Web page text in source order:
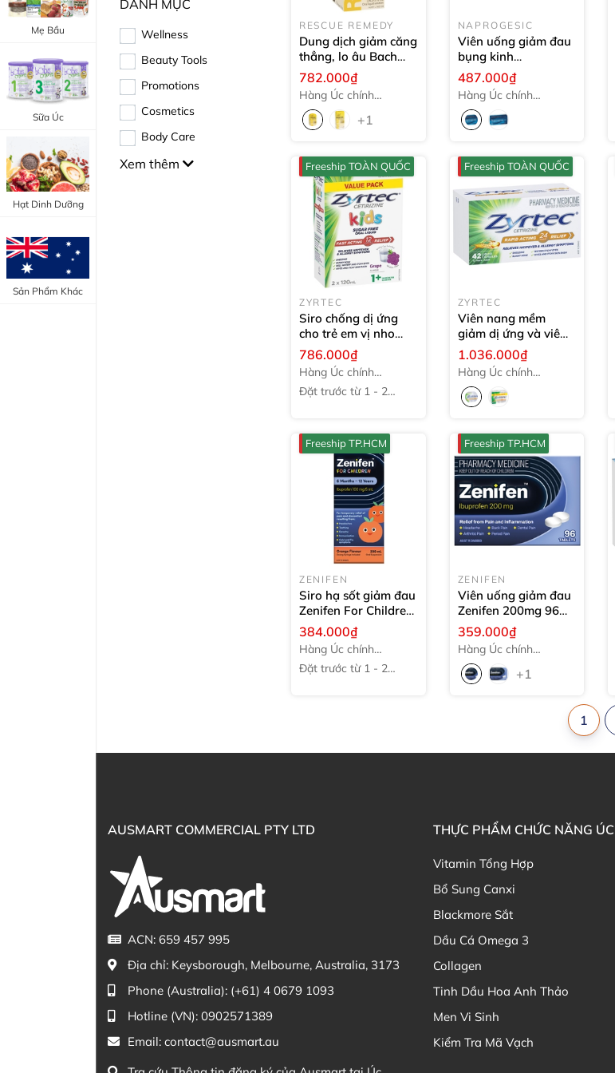
Bổ Khớp - Xương
Bổ Não - Tim Mạch
Canxi - Vitamin D
"Thực Phẩm Chức Năng Úc"
Trang Điểm Mắt
Trang Điểm Môi
Tẩy Trang - Toner
Dụng Cụ Trang Điểm
Mẹ Bầu
Sữa Úc
Hạt Dinh Dưỡng
Sản Phẩm Khác
DANH MỤC
Wellness
Beauty Tools
Promotions
Cosmetics
Body Care
Xem thêm
RESCUE REMEDY
Dung dịch giảm căng
thẳng, lo âu Bach
Rescue Remedy
(Liquid)
782.000₫
Hàng Úc chính
hãng
+1
NAPROGESIC
Viên uống giảm đau
bụng kinh
Naprogesic
Naproxen Sodium
275mg24 viên
487.000₫
Hàng Úc chính
hãng
Freeship TOÀN QUỐC
ZYRTEC
Siro chống dị ứng
cho trẻ em vị nho
Zyrtec Kids Liquid
Grape240ml
786.000₫
Hàng Úc chính
hãng
Đặt trước từ 1 - 2
Freeship TOÀN QUỐC
ZYRTEC
Viên nang mềm
giảm dị ứng và viêm
mũi dị ứng Zyrtec
Rapid Acting Relief
Antihistamine
Hayfever & Allergy
Liquid Capsules
1.036.000₫
Hàng Úc chính
hãng
Freeship TP.HCM
ZENIFEN
Siro hạ sốt giảm đau
Zenifen For Children
6 months -12 years
200ml
384.000₫
Hàng Úc chính
hãng
Đặt trước từ 1 - 2
Freeship TP.HCM
ZENIFEN
Viên uống giảm đau
Zenifen 200mg96
viên
359.000₫
Hàng Úc chính
hãng
+1
1
AUSMART COMMERCIAL PTY LTD
ACN: 659 457 995
Địa chỉ: Keysborough, Melbourne, Australia, 3173
Phone (Australia): (+61) 4 0679 1093
Hotline (VN): 0902571389
Email: contact@ausmart.au
THỰC PHẨM CHỨC NĂNG ÚC
Vitamin Tổng Hợp
Bổ Sung Canxi
Blackmore Sắt
Dầu Cá Omega 3
Collagen
Tinh Dầu Hoa Anh Thảo
Men Vi Sinh
Kiểm Tra Mã Vạch